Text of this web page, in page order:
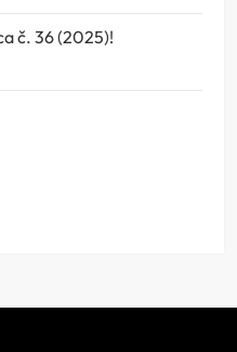
č. 36 (2025)!